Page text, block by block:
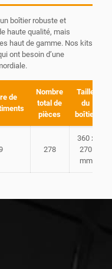
boîtier robuste et
haute qualité, mais
haut de gamme. Nos kits
ont besoin d’une
de
Nombre
total de
pièces
Taille
du
boîtier
278
360 x
270
mm